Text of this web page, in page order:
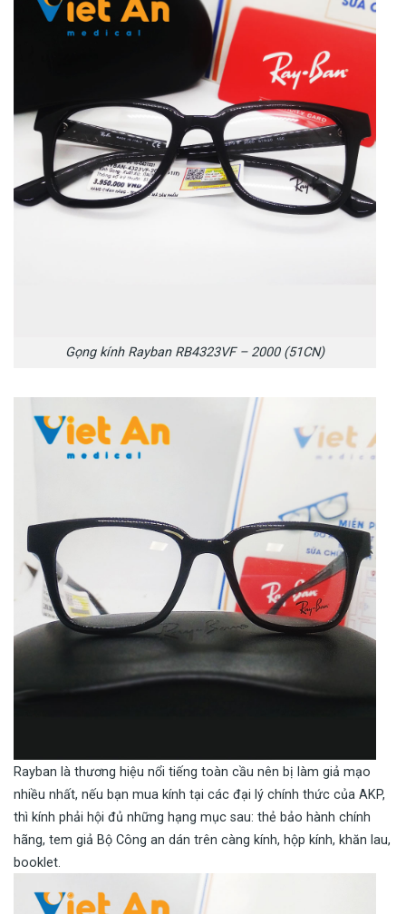
Gọng kính Rayban RB4323VF – 2000 (51CN)
Rayban là thương hiệu nổi tiếng toàn cầu nên bị làm giả mạo
nhiều nhất, nếu bạn mua kính tại các đại lý chính thức của AKP,
thì kính phải hội đủ những hạng mục sau: thẻ bảo hành chính
hãng, tem giả Bộ Công an dán trên càng kính, hộp kính, khăn lau,
booklet.